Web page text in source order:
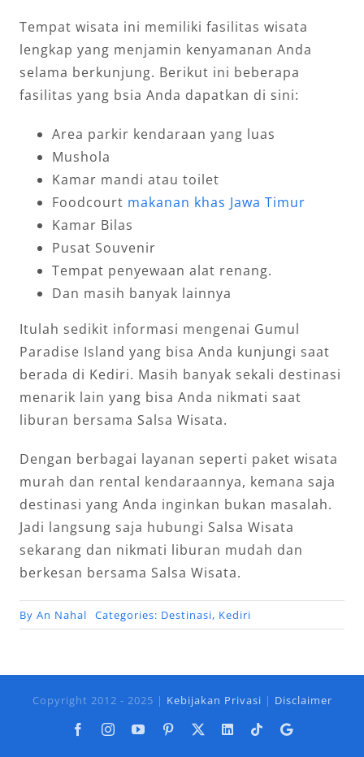
Tempat wisata ini memiliki fasilitas wisata
lengkap yang menjamin kenyamanan Anda
selama berkunjung. Berikut ini beberapa
fasilitas yang bsia Anda dapatkan di sini:
Area parkir kendaraan yang luas
Mushola
Kamar mandi atau toilet
Foodcourt makanan khas Jawa Timur
Kamar Bilas
Pusat Souvenir
Tempat penyewaan alat renang.
Dan masih banyak lainnya
Itulah sedikit informasi mengenai Gumul
Paradise Island yang bisa Anda kunjungi saat
berada di Kediri. Masih banyak sekali destinasi
menarik lain yang bisa Anda nikmati saat
liburan bersama Salsa Wisata.
Dengan berbagai layanan seperti paket wisata
murah dan rental kendaraannya, kemana saja
destinasi yang Anda inginkan bukan masalah.
Jadi langsung saja hubungi Salsa Wisata
sekarang dan nikmati liburan mudah dan
berkesan bersama Salsa Wisata.
By An Nahal Categories: Destinasi, Kediri
Copyright 2012 - 2025 | Kebijakan Privasi | Disclaimer
FacebookInstagramYouTubePinterest LinkedIn
TiktokGoogle